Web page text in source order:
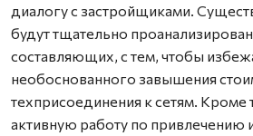
диалогу с застройщиками.
будут тщательно
составляющих, с тем, чтобы
необоснованного завышения
техприсоединения к сетям. Кроме
активную работу по привлечению